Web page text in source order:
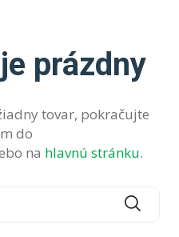
prázdny
tovar, pokračujte
do
na hlavnú stránku.